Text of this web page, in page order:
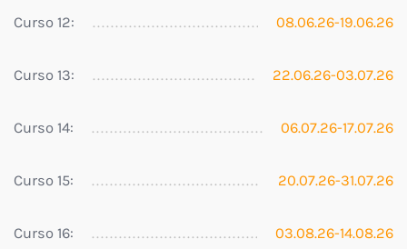
Curso 12: 08.06.26-19.06.26
Curso 13: 22.06.26-03.07.26
Curso 14: 06.07.26-17.07.26
Curso 15: 20.07.26-31.07.26
Curso 16: 03.08.26-14.08.26